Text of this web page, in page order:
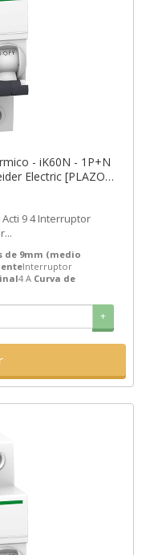
- iK60N - 1P+N
Electric [PLAZO
de 9mm (medio
Interruptor
4 A Curva de
+